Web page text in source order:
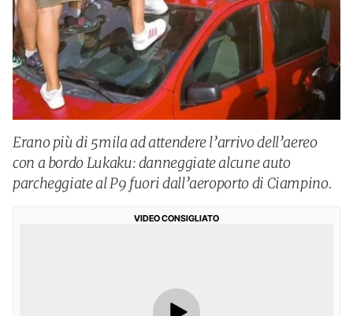
Erano più di 5mila ad attendere l’arrivo dell’aereo
con a bordo Lukaku: danneggiate alcune auto
parcheggiate al P9 fuori dall’aeroporto di Ciampino.
VIDEO CONSIGLIATO